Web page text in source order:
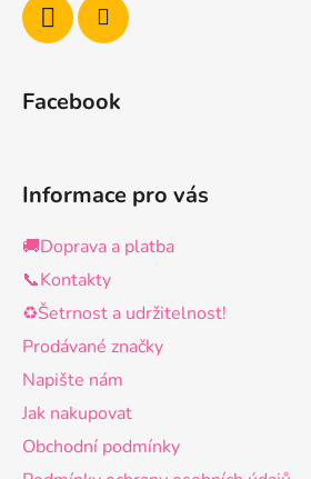
Facebook
Informace pro vás
🚚Doprava a platba
📞Kontakty
♻️Šetrnost a udržitelnost!
Prodávané značky
Napište nám
Jak nakupovat
Obchodní podmínky